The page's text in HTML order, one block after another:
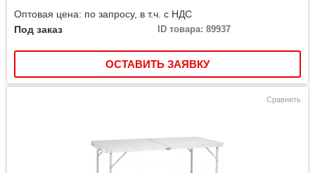
Оптовая цена: по запросу, в т.ч. с НДС
Под заказ
ID товара: 89937
ОСТАВИТЬ ЗАЯВКУ
Сравнить